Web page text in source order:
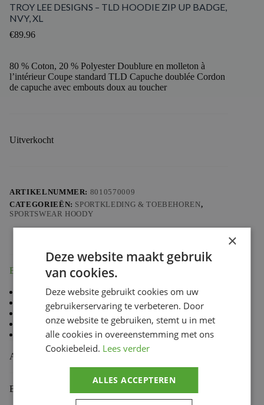
TROY LEE DESIGNS – TLD HOODIE ZIP UP BADGE,
NVY, XL
€89.96
80 % Coton, 20 % Polyester Doublure en molleton à
l’intérieur Coupe standard TLD Capuche doublée Cordon
de capuche avec embouts doux au toucher
Uitverkocht
ARTIKELNUMMER: 8010570009
CATEGORIEËN: SPORTKLEDING & TOEBEHOREN,
SPORTSWEAR HOODY
Beschrijving
80 % Coton, 20 % Polyester
Doublure en molleton à l’intérieur
Coupe standard TLD
Capuche doublée
Cordon de capuche avec embouts doux au toucher
Aanvullende informatie
Beoordelingen (0)
×
Deze website maakt gebruik
van cookies.
Deze website gebruikt cookies om uw
gebruikerservaring te verbeteren. Door
onze website te gebruiken, stemt u in met
alle cookies in overeenstemming met ons
Cookiebeleid. Lees verder
ALLES ACCEPTEREN